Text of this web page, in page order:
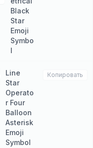
Black
Star
Emoji
Symbo
l
Line
Star
Operato
r Four
Balloon
Asterisk
Emoji
Symbol
Копировать